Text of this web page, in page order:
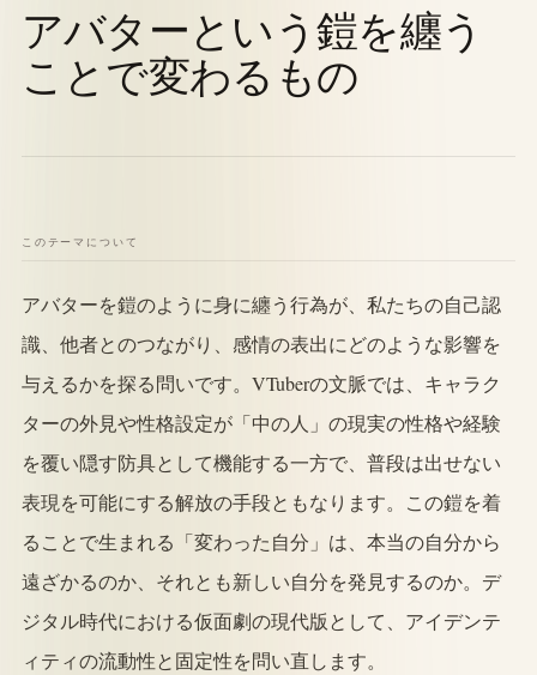
アバターという鎧を纏う
ことで変わるもの
このテーマについて
アバターを鎧のように身に纏う行為が、私たちの自己認
識、他者とのつながり、感情の表出にどのような影響を
与えるかを探る問いです。VTuberの文脈では、キャラク
ターの外見や性格設定が「中の人」の現実の性格や経験
を覆い隠す防具として機能する一方で、普段は出せない
表現を可能にする解放の手段ともなります。この鎧を着
ることで生まれる「変わった自分」は、本当の自分から
遠ざかるのか、それとも新しい自分を発見するのか。デ
ジタル時代における仮面劇の現代版として、アイデンテ
ィティの流動性と固定性を問い直します。